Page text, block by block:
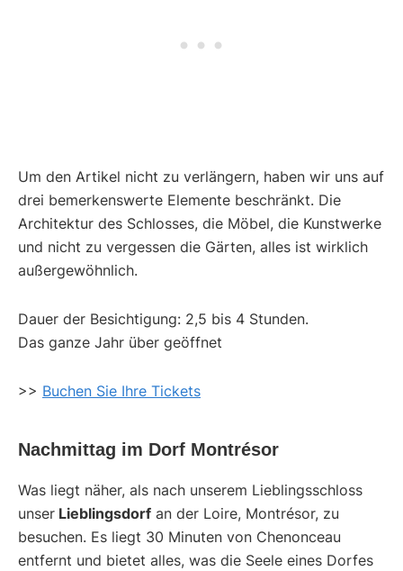
Um den Artikel nicht zu verlängern, haben wir uns auf
drei bemerkenswerte Elemente beschränkt. Die
Architektur des Schlosses, die Möbel, die Kunstwerke
und nicht zu vergessen die Gärten, alles ist wirklich
außergewöhnlich.
Dauer der Besichtigung: 2,5 bis 4 Stunden.
Das ganze Jahr über geöffnet
>> Buchen Sie Ihre Tickets
Nachmittag im Dorf Montrésor
Was liegt näher, als nach unserem Lieblingsschloss
unser Lieblingsdorf an der Loire, Montrésor, zu
besuchen. Es liegt 30 Minuten von Chenonceau
entfernt und bietet alles, was die Seele eines Dorfes